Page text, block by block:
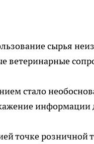
сырья
ветеринарные
стало
информации
точке розничной